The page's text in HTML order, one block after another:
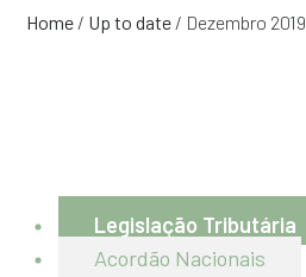
Home / Up to date / Dezembro 2019
Legislação Tributária
Acordão Nacionais